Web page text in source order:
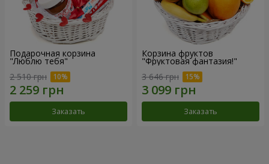
Подарочная корзина
"Люблю тебя"
2 510 грн
Заказать
Корзина фруктов
"Фруктовая фантазия!"
3 646 грн
Заказать